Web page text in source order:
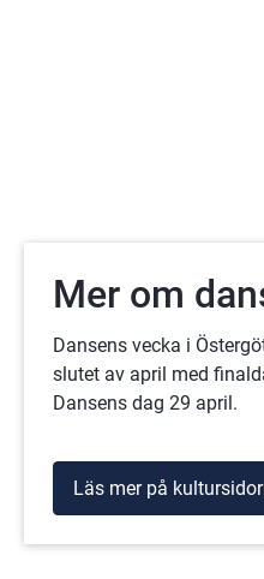
Mer om
Dansens vecka i
slutet av april med
Dansens dag 29 april.
Läs mer på